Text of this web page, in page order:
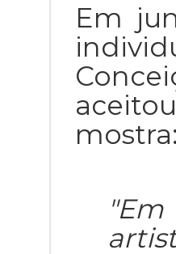
Em
mostra: